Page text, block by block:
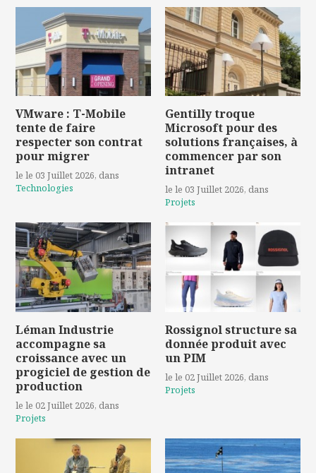
VMware : T-Mobile
tente de faire
respecter son contrat
pour migrer
le le 03 Juillet 2026, dans
Technologies
Gentilly troque
Microsoft pour des
solutions françaises, à
commencer par son
intranet
le le 03 Juillet 2026, dans
Projets
Léman Industrie
accompagne sa
croissance avec un
progiciel de gestion de
production
le le 02 Juillet 2026, dans
Projets
Rossignol structure sa
donnée produit avec
un PIM
le le 02 Juillet 2026, dans
Projets